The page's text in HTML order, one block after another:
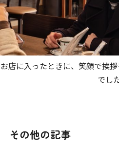
お店に入ったときに、笑顔で挨
でし
その他の記事